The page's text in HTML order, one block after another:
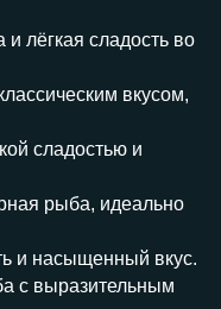
лёгкая сладость во
вкусом,
сладостью и
рыба, идеально
и насыщенный вкус.
с выразительным